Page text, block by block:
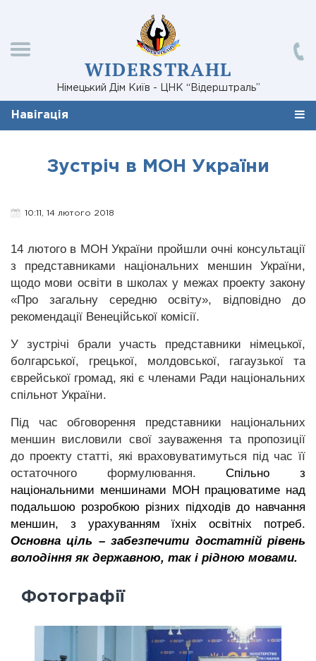
WIDERSTRAHL
Німецький Дім Київ - ЦНК “Відерштраль”
Навігація
Зустріч в МОН України
10:11, 14 лютого 2018
14 лютого в МОН України пройшли очні консультації
з представниками національних меншин України,
щодо мови освіти в школах у межах проекту закону
«Про загальну середню освіту», відповідно до
рекомендації Венеційської комісії.
У зустрічі брали участь представники німецької,
болгарської, грецької, молдовської, гагаузької та
єврейської громад, які є членами Ради національних
спільнот України.
Під час обговорення представники національних
меншин висловили свої зауваження та пропозиції
до проекту статті, які враховуватимуться під час її
остаточного формулювання.
Спільно з
національними меншинами МОН працюватиме над
подальшою розробкою різних підходів до навчання
меншин, з урахуванням їхніх освітніх потреб.
Основна ціль – забезпечити достатній рівень
володіння як державною, так і рідною мовами.
Фотографії